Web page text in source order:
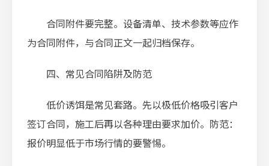
合同附件要完整。设备清单、技术参数等应作
为合同附件，与合同正文一起归档保存。
四、常见合同陷阱及防范
低价诱饵是常见套路。先以极低价格吸引客户
签订合同，施工后再以各种理由要求加价。防范：
报价明显低于市场行情的要警惕。